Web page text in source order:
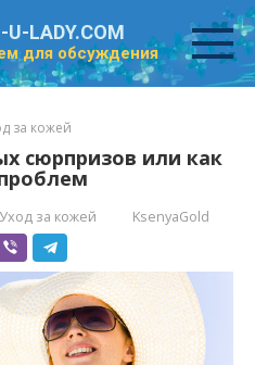
U-LADY.COM
для обсуждения
за кожей
сюрпризов или как
Уход за кожей KsenyaGold